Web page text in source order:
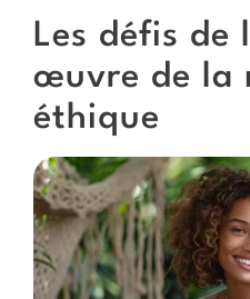
Les défis de
œuvre de la
éthique